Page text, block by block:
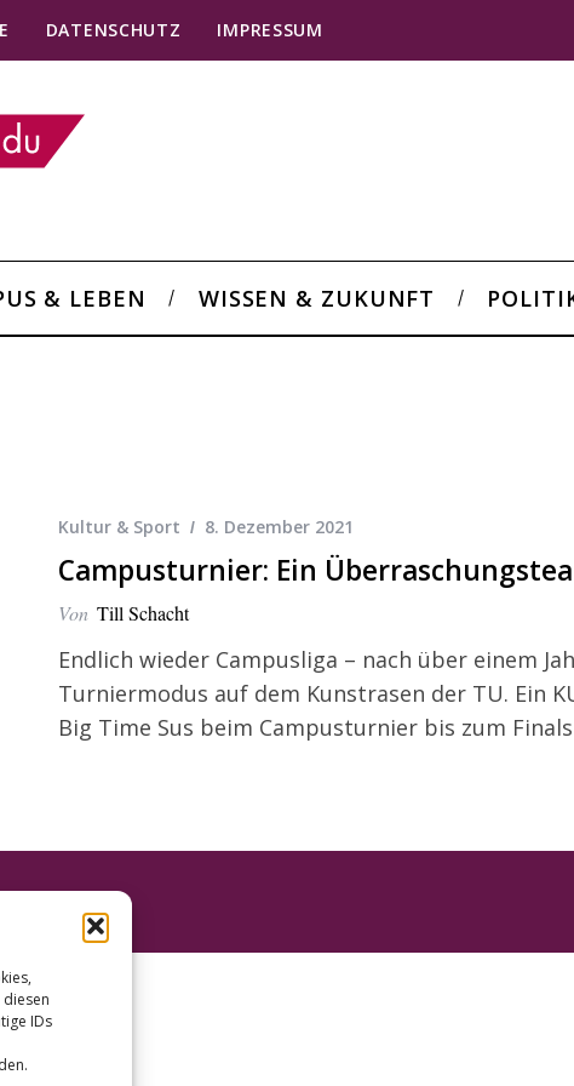
IDs
DATENSCHUTZ IMPRESSUM
& LEBEN WISSEN & ZUKUNFT
Kultur & Sport 8. Dezember 2021
Campusturnier: Ein
Von Till Schacht
Endlich wieder Campusliga – nach über einem
Turniermodus auf dem Kunstrasen der TU. Ein
Big Time Sus beim Campusturnier bis zum